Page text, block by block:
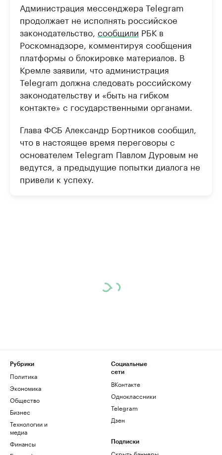
Администрация мессенджера Telegram
продолжает не исполнять российское
законодательство, сообщили РБК в
Роскомнадзоре, комментируя сообщения
платформы о блокировке материалов. В
Кремле заявили, что администрация
Telegram должна следовать российскому
законодательству и «быть на гибком
контакте» с государственными органами.
Глава ФСБ Александр Бортников сообщил,
что в настоящее время переговоры с
основателем Telegram Павлом Дуровым не
ведутся, а предыдущие попытки диалога не
привели к успеху.
Рубрики
Политика
Экономика
Общество
Бизнес
Технологии и
медиа
Финансы
Социальные
сети
ВКонтакте
Одноклассники
Telegram
Дзен
Подписки